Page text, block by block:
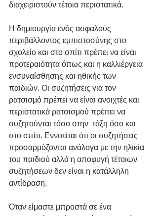
διαχειριστούν τέτοια περιστατικά.
Η δημιουργία ενός ασφαλούς
περιβάλλοντος εμπιστοσύνης στο
σχολείο και στο σπίτι πρέπει να είναι
προτεραιότητα όπως και η καλλιέργεια
ενσυναίσθησης και ηθικής των
παιδιών. Οι συζητήσεις για τον
ρατσισμό πρέπει να είναι ανοιχτές και
περιστατικά ρατσισμού πρέπει να
συζητούνται τόσο στην  τάξη όσο και
στο σπίτι. Εννοείται ότι οι συζητήσεις
προσαρμόζονται ανάλογα με την ηλικία
του παιδιού αλλά η αποφυγή τέτοιων
συζητήσεων δεν είναι η κατάλληλη
αντίδραση.
Όταν είμαστε μπροστά σε ένα